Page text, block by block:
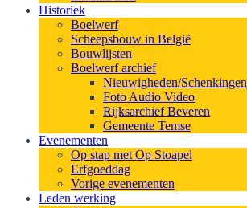
Historiek
Boelwerf
Scheepsbouw in België
Bouwlijsten
Boelwerf archief
Nieuwigheden/Schenkingen
Foto Audio Video
Rijksarchief Beveren
Gemeente Temse
Evenementen
Op stap met Op Stoapel
Erfgoeddag
Vorige evenementen
Leden werking